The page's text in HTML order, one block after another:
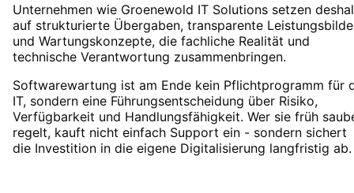
Unternehmen wie Groenewold IT Solutions setzen
auf strukturierte Übergaben, transparente
und Wartungskonzepte, die fachliche Realität und
technische Verantwortung zusammenbringen.
Softwarewartung ist am Ende kein Pflichtprogramm für
IT, sondern eine Führungsentscheidung über Risiko,
Verfügbarkeit und Handlungsfähigkeit. Wer sie früh
regelt, kauft nicht einfach Support ein - sondern sichert
die Investition in die eigene Digitalisierung langfristig ab.